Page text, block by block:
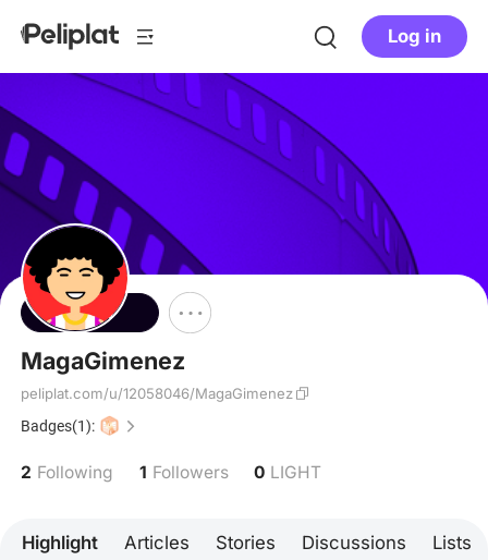
Log in
Follow
MagaGimenez
peliplat.com/u/12058046/MagaGimenez
Badges(1):
2 Following 1 Followers 0 LIGHT
Highlight Articles Stories Discussions Lists